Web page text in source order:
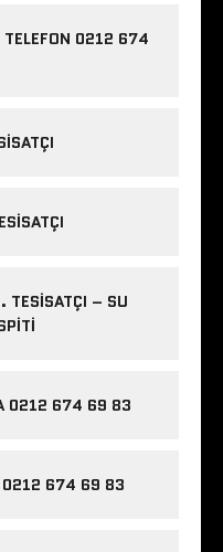
TELEFON 0212 674
TESISATÇI – SU
0212 674 69 83
0212 674 69 83